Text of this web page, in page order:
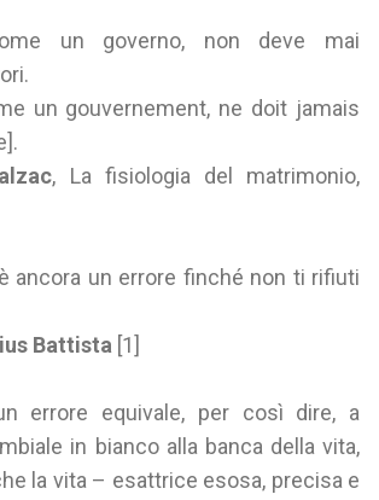
un governo, non deve mai
un gouvernement, ne doit jamais
, La fisiologia del matrimonio,
ancora un errore finché non ti rifiuti
Battista [1]
errore equivale, per così dire, a
in bianco alla banca della vita,
la vita – esattrice esosa, precisa e